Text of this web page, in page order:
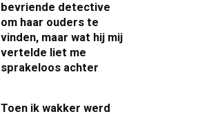
bevriende detective
om haar ouders te
vinden, maar wat hij mij
vertelde liet me
sprakeloos achter
Toen ik wakker werd